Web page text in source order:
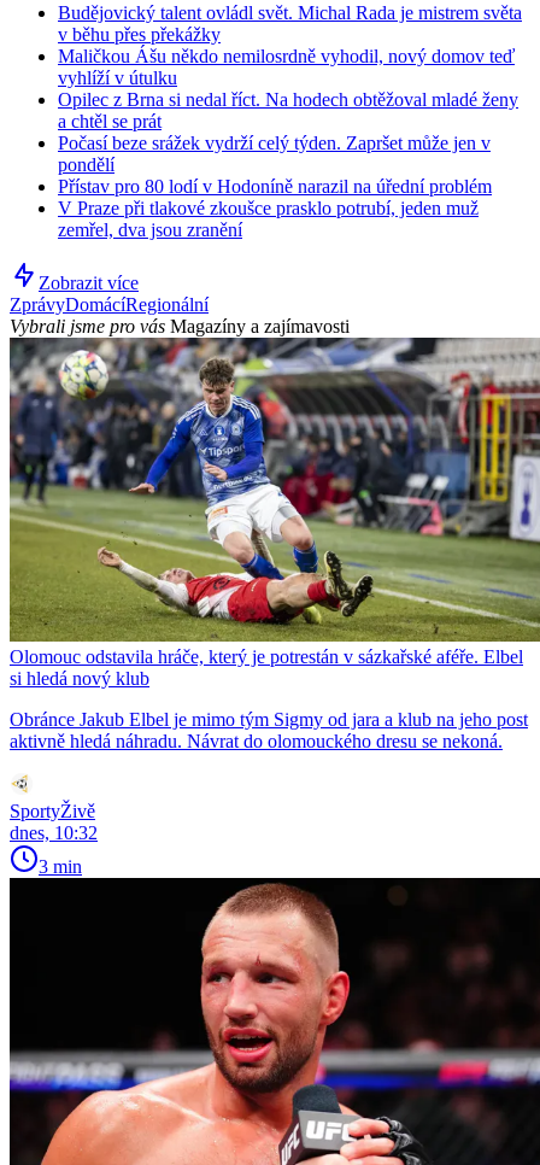
Budějovický talent ovládl svět. Michal Rada je mistrem světa
v běhu přes překážky
Maličkou Ášu někdo nemilosrdně vyhodil, nový domov teď
vyhlíží v útulku
Opilec z Brna si nedal říct. Na hodech obtěžoval mladé ženy
a chtěl se prát
Počasí beze srážek vydrží celý týden. Zapršet může jen v
pondělí
Přístav pro 80 lodí v Hodoníně narazil na úřední problém
V Praze při tlakové zkoušce prasklo potrubí, jeden muž
zemřel, dva jsou zranění
Zobrazit více
ZprávyDomácíRegionální
Vybrali jsme pro vás Magazíny a zajímavosti
Olomouc odstavila hráče, který je potrestán v sázkařské aféře. Elbel
si hledá nový klub
Obránce Jakub Elbel je mimo tým Sigmy od jara a klub na jeho post
aktivně hledá náhradu. Návrat do olomouckého dresu se nekoná.
SportyŽivě
dnes, 10:32
3 min